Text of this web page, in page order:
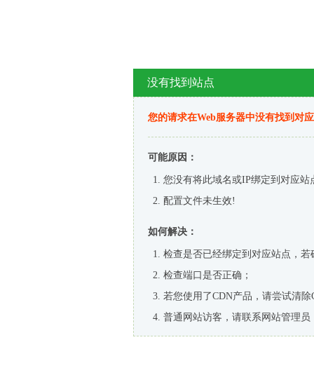
没有找到站点
您的请求在Web服务器中没有找到对
可能原因：
您没有将此域名或IP绑定到对应站
配置文件未生效!
如何解决：
检查是否已经绑定到对应站点，
检查端口是否正确；
若您使用了CDN产品，请尝试清除
普通网站访客，请联系网站管理员